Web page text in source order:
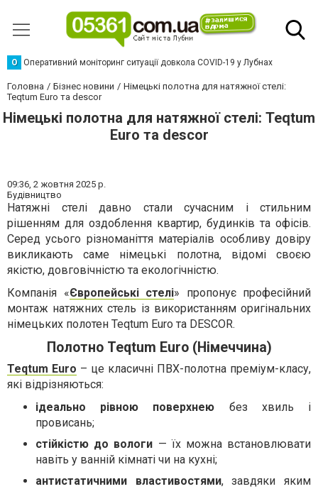
О Оперативний моніторинг ситуації довкола COVID-19 у Лубнах
Головна Бізнес новини
Німецькі полотна для натяжної стелі:
Teqtum Euro та descor
Німецькі полотна для натяжної стелі: Teqtum
Euro та descor
09:36, 2 жовтня 2025 р.
Будівництво
Натяжні стелі давно стали сучасним і стильним
рішенням для оздоблення квартир, будинків та офісів.
Серед усього різноманіття матеріалів особливу довіру
викликають саме німецькі полотна, відомі своєю
якістю, довговічністю та екологічністю.
Компанія «Європейські стелі» пропонує професійний
монтаж натяжних стель із використанням оригінальних
німецьких полотен Teqtum Euro та DESCOR.
Полотно Teqtum Euro (Німеччина)
Teqtum Euro – це класичні ПВХ-полотна преміум-класу,
які відрізняються:
ідеально рівною поверхнею без хвиль і
провисань;
стійкістю до вологи — їх можна встановлювати
навіть у ванній кімнаті чи на кухні;
антистатичними властивостями, завдяки яким